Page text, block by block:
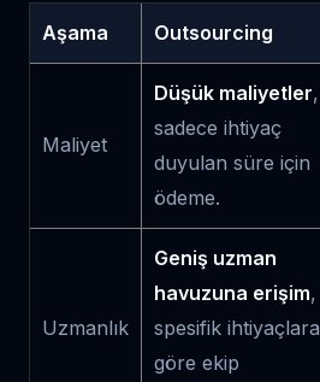
Aşama Outsourcing
Maliyet
Düşük maliyetler,
sadece ihtiyaç
duyulan süre için
ödeme.
Uzmanlık
Geniş uzman
havuzuna erişim,
spesifik ihtiyaçlara
göre ekip